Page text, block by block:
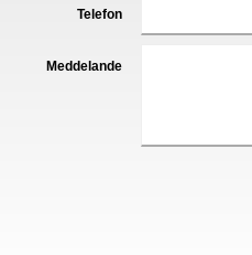
Telefon
Meddelande